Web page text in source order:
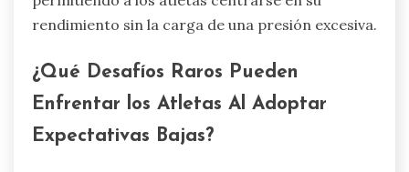
rendimiento sin la carga de una presión excesiva.
¿Qué Desafíos Raros Pueden
Enfrentar los Atletas Al Adoptar
Expectativas Bajas?